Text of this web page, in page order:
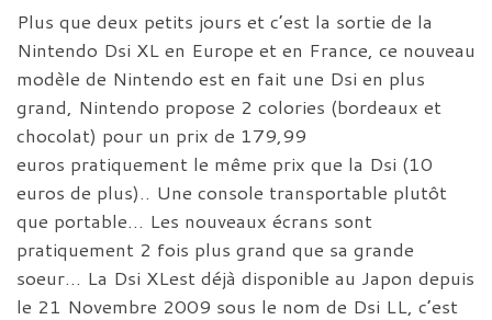
Plus que deux petits jours et c’est la sortie de la
Nintendo Dsi XL en Europe et en France, ce nouveau
modèle de Nintendo est en fait une Dsi en plus
grand, Nintendo propose 2 colories (bordeaux et
chocolat) pour un prix de 179,99
euros pratiquement le même prix que la Dsi (10
euros de plus).. Une console transportable plutôt
que portable… Les nouveaux écrans sont
pratiquement 2 fois plus grand que sa grande
soeur… La Dsi XLest déjà disponible au Japon depuis
le 21 Novembre 2009 sous le nom de Dsi LL, c’est